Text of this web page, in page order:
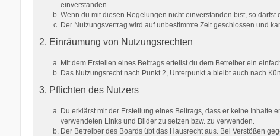
einverstanden.
Wenn du mit diesen Regelungen nicht einverstanden bist, so
Der Nutzungsvertrag wird auf unbestimmte Zeit geschlossen und
2. Einräumung von Nutzungsrechten
Mit dem Erstellen eines Beitrags erteilst du dem Betreiber ein
Das Nutzungsrecht nach Punkt 2, Unterpunkt a bleibt auch nach
3. Pflichten des Nutzers
Du erklärst mit der Erstellung eines Beitrags, dass er keine Inhalte
verwendeten Links und Bilder zu setzen bzw. zu verwenden.
Der Betreiber des Boards übt das Hausrecht aus. Bei Verstößen